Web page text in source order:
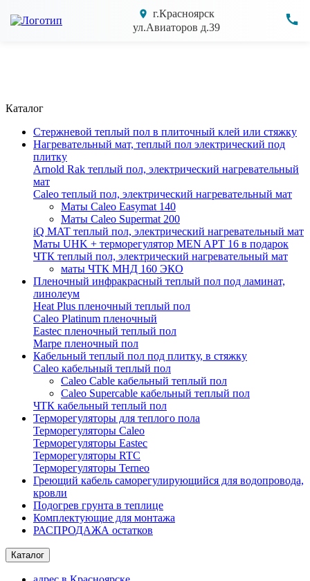
г.Красноярск
ул.Авиаторов д.39
Каталог
Cтержневой теплый пол в плиточный клей или стяжку
Нагревательный мат, теплый пол электрический под
плитку
Arnold Rak теплый пол, электрический нагревательный
мат
Caleo теплый пол, электрический нагревательный мат
Маты Caleo Easymat 140
Маты Caleo Supermat 200
iQ MAT теплый пол, электрический нагревательный мат
Маты UHK + терморегулятор MEN APT 16 в подарок
ЧТК теплый пол, электрический нагревательный мат
маты ЧТК МНД 160 ЭКО
Пленочный инфракрасный теплый пол под ламинат,
линолеум
Heat Plus пленочный теплый пол
Caleo Platinum пленочный
Eastec пленочный теплый пол
Marpe пленочный пол
Кабельный теплый пол под плитку, в стяжку
Caleo кабельный теплый пол
Caleo Cable кабельный теплый пол
Сaleo Supercable кабельный теплый пол
ЧТК кабельный теплый пол
Терморегуляторы для теплого пола
Терморегуляторы Caleo
Терморегуляторы Eastec
Терморегуляторы RTC
Терморегуляторы Terneo
Греющий кабель саморегулирующийся для водопровода,
кровли
Подогрев грунта в теплице
Комплектующие для монтажа
РАСПРОДАЖА остатков
Каталог